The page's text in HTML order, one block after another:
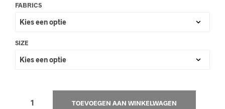
FABRICS
SIZE
TOEVOEGEN AAN WINKELWAGEN